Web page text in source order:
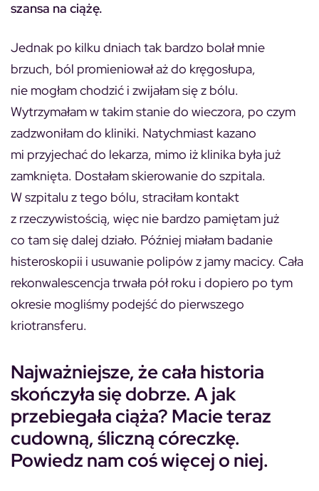
szansa na ciążę.
Jednak po kilku dniach tak bardzo bolał mnie
brzuch, ból promieniował aż do kręgosłupa,
nie mogłam chodzić i zwijałam się z bólu.
Wytrzymałam w takim stanie do wieczora, po czym
zadzwoniłam do kliniki. Natychmiast kazano
mi przyjechać do lekarza, mimo iż klinika była już
zamknięta. Dostałam skierowanie do szpitala.
W szpitalu z tego bólu, straciłam kontakt
z rzeczywistością, więc nie bardzo pamiętam już
co tam się dalej działo. Później miałam badanie
histeroskopii i usuwanie polipów z jamy macicy. Cała
rekonwalescencja trwała pół roku i dopiero po tym
okresie mogliśmy podejść do pierwszego
kriotransferu.
Najważniejsze, że cała historia
skończyła się dobrze. A jak
przebiegała ciąża? Macie teraz
cudowną, śliczną córeczkę.
Powiedz nam coś więcej o niej.